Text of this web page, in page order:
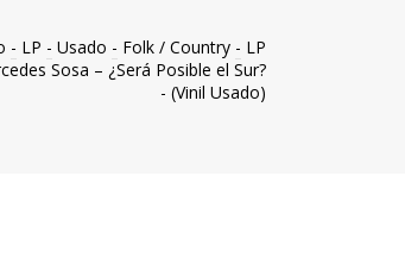
- LP - Usado - Folk / Country - LP
Sosa – ¿Será Posible el Sur?
- (Vinil Usado)